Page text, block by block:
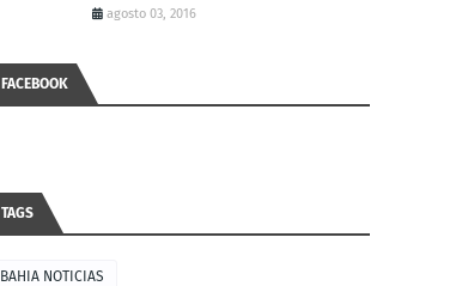
agosto 03, 2016
FACEBOOK
TAGS
BAHIA NOTICIAS